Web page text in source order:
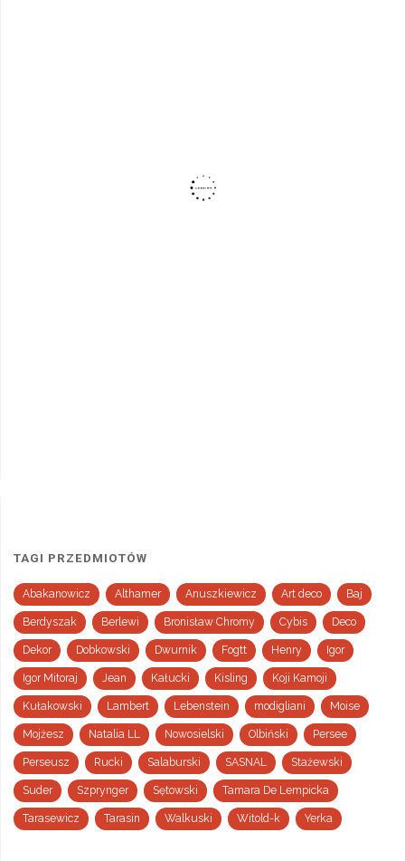
TAGI PRZEDMIOTÓW
Abakanowicz Althamer Anuszkiewicz Art deco Baj
Berdyszak Berlewi Bronisław Chromy Cybis Deco
Dekor Dobkowski Dwurnik Fogtt Henry Igor
Igor Mitoraj Jean Kałucki Kisling Koji Kamoji
Kułakowski Lambert Lebenstein modigliani Moise
Mojżesz Natalia LL Nowosielski Olbiński Persee
Perseusz Rucki Salaburski SASNAL Stażewski
Suder Szprynger Sętowski Tamara De Lempicka
Tarasewicz Tarasin Walkuski Witold-k Yerka